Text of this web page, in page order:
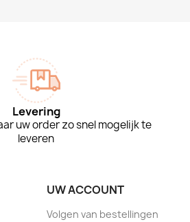
Levering
uw order zo snel mogelijk te
leveren
UW ACCOUNT
Volgen van bestellingen